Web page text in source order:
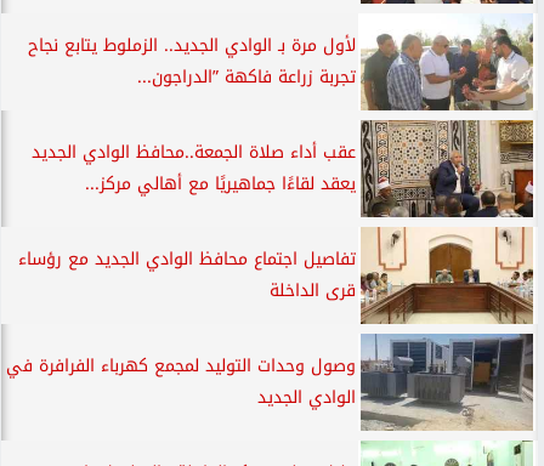
لأول مرة بـ الوادي الجديد.. الزملوط يتابع نجاح
تجربة زراعة فاكهة ”الدراجون...
عقب أداء صلاة الجمعة..محافظ الوادي الجديد
يعقد لقاءًا جماهيريًا مع أهالي مركز...
تفاصيل اجتماع محافظ الوادي الجديد مع رؤساء
قرى الداخلة
وصول وحدات التوليد لمجمع كهرباء الفرافرة في
الوادي الجديد